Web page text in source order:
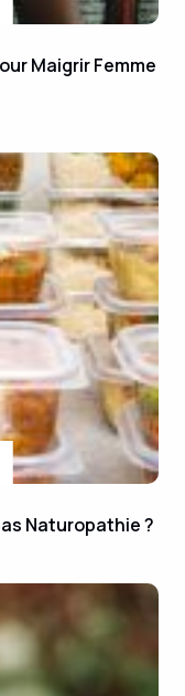
Maigrir Femme
Naturopathie ?